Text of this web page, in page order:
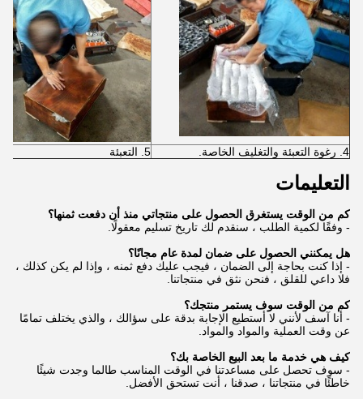
4. رغوة التعبئة والتغليف الخاصة. 5. التعبئة
التعليمات
كم من الوقت يستغرق الحصول على منتجاتي منذ أن دفعت ثمنها؟
- وفقًا لكمية الطلب ، سنقدم لك تاريخ تسليم معقولًا.
هل يمكنني الحصول على ضمان لمدة عام مجانًا؟
- إذا كنت بحاجة إلى الضمان ، فيجب عليك دفع ثمنه ، وإذا لم يكن كذلك ،
فلا داعي للقلق ، فنحن نثق في منتجاتنا.
كم من الوقت سوف يستمر منتجك؟
- أنا آسف لأنني لا أستطيع الإجابة بدقة على سؤالك ، والذي يختلف تمامًا
عن وقت العملية والمواد والمواد.
كيف هي خدمة ما بعد البيع الخاصة بك؟
- سوف تحصل على مساعدتنا في الوقت المناسب طالما وجدت شيئًا
خاطئًا في منتجاتنا ، صدقنا ، أنت تستحق الأفضل.